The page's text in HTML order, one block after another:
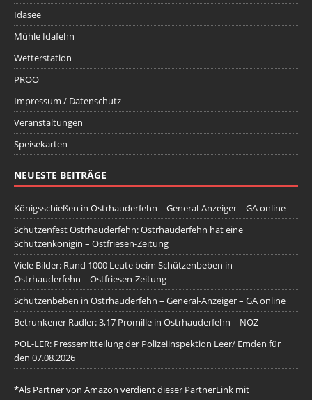
Idasee
Mühle Idafehn
Wetterstation
PROO
Impressum / Datenschutz
Veranstaltungen
Speisekarten
NEUESTE BEITRÄGE
Königsschießen in Ostrhauderfehn – General-Anzeiger – GA online
Schützenfest Ostrhauderfehn: Ostrhauderfehn hat eine
Schützenkönigin – Ostfriesen-Zeitung
Viele Bilder: Rund 1000 Leute beim Schützenbeben in
Ostrhauderfehn – Ostfriesen-Zeitung
Schützenbeben in Ostrhauderfehn – General-Anzeiger – GA online
Betrunkener Radler: 3,17 Promille in Ostrhauderfehn – NOZ
POL-LER: Pressemitteilung der Polizeiinspektion Leer/ Emden für
den 07.08.2026
*Als Partner von Amazon verdient dieser PartnerLink mit